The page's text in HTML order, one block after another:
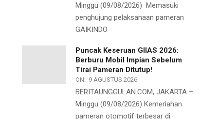
Minggu (09/08/2026) Memasuki
penghujung pelaksanaan pameran
GAIKINDO
Puncak Keseruan GIIAS 2026:
Berburu Mobil Impian Sebelum
Tirai Pameran Ditutup!
ON: 9 AGUSTUS 2026
BERITAUNGGULAN.COM, JAKARTA –
Minggu (09/08/2026) Kemeriahan
pameran otomotif terbesar di